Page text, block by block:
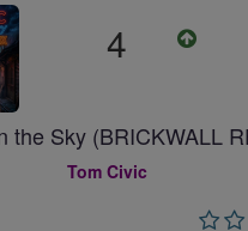
4
the Sky (BRICKWALL
Tom Civic